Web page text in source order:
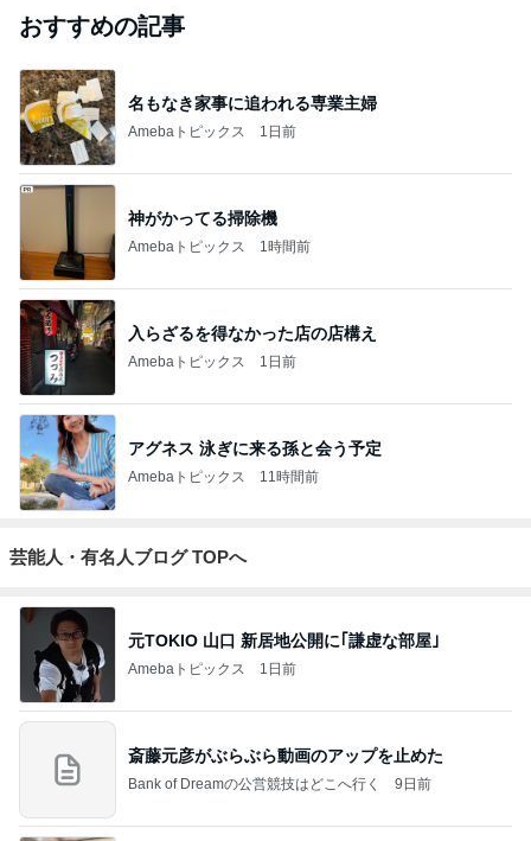
おすすめの記事
名もなき家事に追われる専業主婦
Amebaトピックス 1日前
神がかってる掃除機
Amebaトピックス 1時間前
入らざるを得なかった店の店構え
Amebaトピックス 1日前
アグネス 泳ぎに来る孫と会う予定
Amebaトピックス 11時間前
芸能人・有名人ブログ TOPへ
元TOKIO 山口 新居地公開に｢謙虚な部屋｣
Amebaトピックス 1日前
斎藤元彦がぶらぶら動画のアップを止めた
Bank of Dreamの公営競技はどこへ行く 9日前